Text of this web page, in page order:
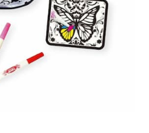
מוצרי קיץ